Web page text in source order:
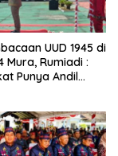
UUD 1945 di
Mura, Rumiadi :
Punya Andil